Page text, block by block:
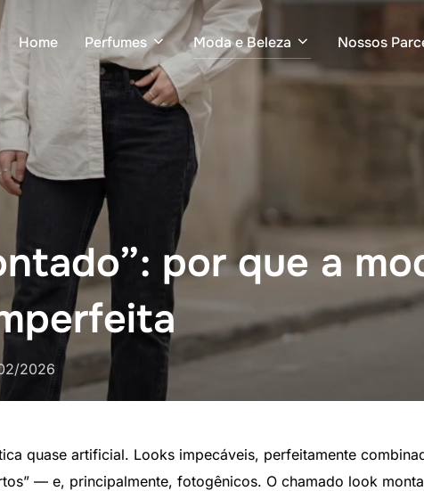
Home Perfumes Moda e Beleza Nossos
por que a
2026
quase artificial. Looks impecáveis, perfeitamente
— e, principalmente, fotogênicos. O chamado look